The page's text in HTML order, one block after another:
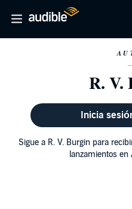
R. V.
Inicia
Sigue a R. V. Burgin para
lanzamientos en